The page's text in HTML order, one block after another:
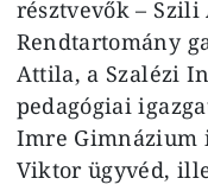
résztvevők –
Rendtartomány
Attila, a Szalézi
pedagógiai
Imre Gimnázium
Viktor ügyvéd,